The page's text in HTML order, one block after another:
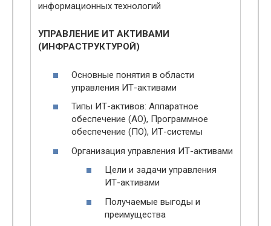
информационных технологий
УПРАВЛЕНИЕ ИТ АКТИВАМИ
(ИНФРАСТРУКТУРОЙ)
Основные понятия в области
управления ИТ-активами
Типы ИТ-активов: Аппаратное
обеспечение (АО), Программное
обеспечение (ПО), ИТ-системы
Организация управления ИТ-активами
Цели и задачи управления
ИТ-активами
Получаемые выгоды и
преимущества